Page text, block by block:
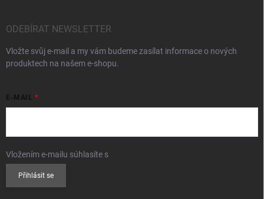
ODEBÍRAT NEWSLETTER
Vložte svůj e-mail a my vám budeme zasílat informace o nových
produktech na našem e-shopu.
E-MAIL
Vložením e-mailu súhlasíte s
Přihlásit se